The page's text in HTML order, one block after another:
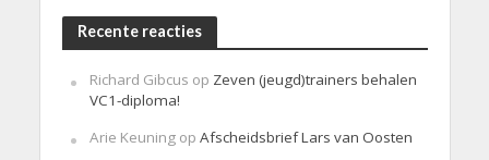
Recente reacties
Richard Gibcus op Zeven (jeugd)trainers behalen
VC1-diploma!
Arie Keuningop Afscheidsbrief Lars van Oosten